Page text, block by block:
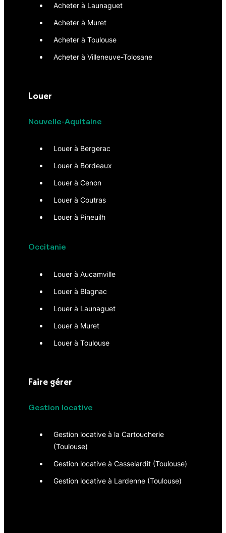
Acheter à Launaguet
Acheter à Muret
Acheter à Toulouse
Acheter à Villeneuve-Tolosane
Louer
Nouvelle-Aquitaine
Louer à Bergerac
Louer à Bordeaux
Louer à Cenon
Louer à Coutras
Louer à Pineuilh
Occitanie
Louer à Aucamville
Louer à Blagnac
Louer à Launaguet
Louer à Muret
Louer à Toulouse
Faire gérer
Gestion locative
Gestion locative à la Cartoucherie
(Toulouse)
Gestion locative à Casselardit (Toulouse)
Gestion locative à Lardenne (Toulouse)